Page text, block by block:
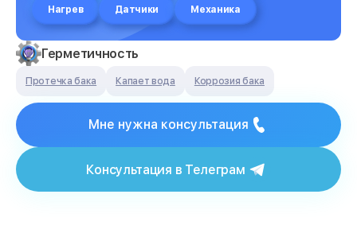
Нагрев Датчики Механика
Герметичность
Протечка бака Капает вода Коррозия бака
Мне нужна консультация
Консультация в Телеграм